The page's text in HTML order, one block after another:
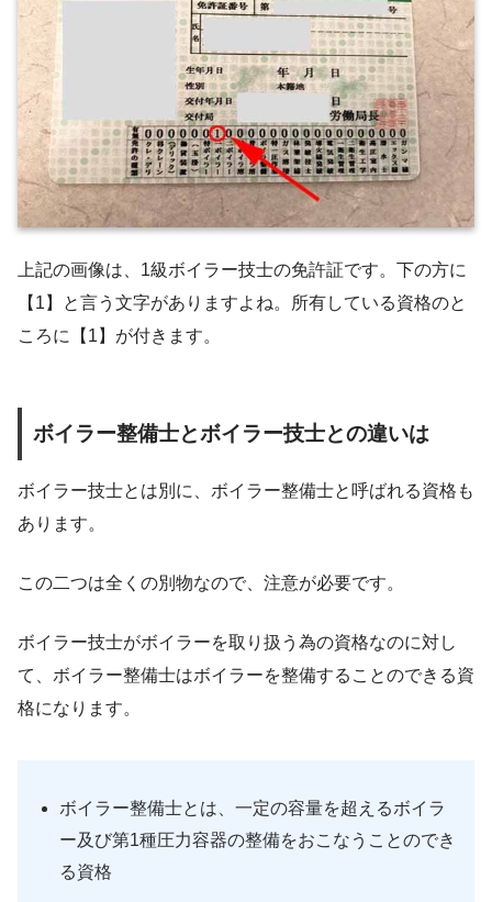
上記の画像は、1級ボイラー技士の免許証です。下の方に
【1】と言う文字がありますよね。所有している資格のと
ころに【1】が付きます。
ボイラー整備士とボイラー技士との違いは
ボイラー技士とは別に、ボイラー整備士と呼ばれる資格も
あります。
この二つは全くの別物なので、注意が必要です。
ボイラー技士がボイラーを取り扱う為の資格なのに対し
て、ボイラー整備士はボイラーを整備することのできる資
格になります。
ボイラー整備士とは、一定の容量を超えるボイラ
ー及び第1種圧力容器の整備をおこなうことのでき
る資格